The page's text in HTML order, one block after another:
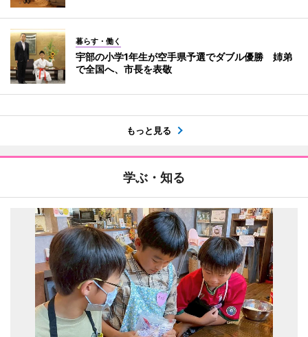
暮らす・働く
宇部の小学1年生が空手県予選でダブル優勝 姉弟
で全国へ、市長を表敬
もっと見る
学ぶ・知る